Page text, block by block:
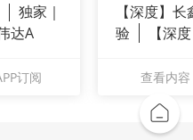
独家｜
达A
订阅
【深度】
验
【深
查看内容